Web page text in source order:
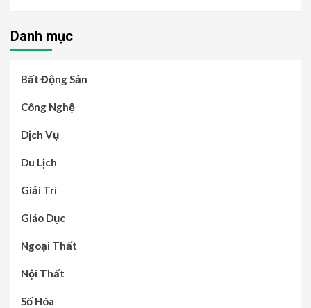
Danh mục
Bất Động Sản
Công Nghệ
Dịch Vụ
Du Lịch
Giải Trí
Giáo Dục
Ngoại Thất
Nội Thất
Số Hóa